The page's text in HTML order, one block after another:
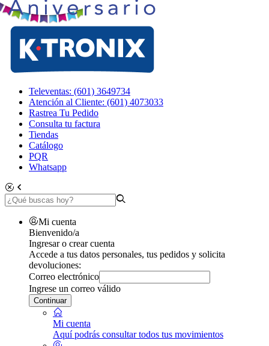
Televentas: (601) 3649734
Atención al Cliente: (601) 4073033
Rastrea Tu Pedido
Consulta tu factura
Tiendas
Catálogo
PQR
Whatsapp
Mi cuenta
Bienvenido/a
Ingresar o crear cuenta
Accede a tus datos personales, tus pedidos y solicita
devoluciones:
Correo electrónico
Ingrese un correo válido
Continuar
Mi cuenta
Aquí podrás consultar todos tus movimientos